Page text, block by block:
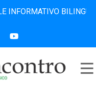
BILINGUE